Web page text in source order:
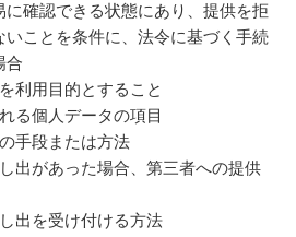
に確認できる状態にあり、提供を拒
いことを条件に、法令に基づく手続
合
利用目的とすること
る個人データの項目
手段または方法
出があった場合、第三者への提供
出を受け付ける方法